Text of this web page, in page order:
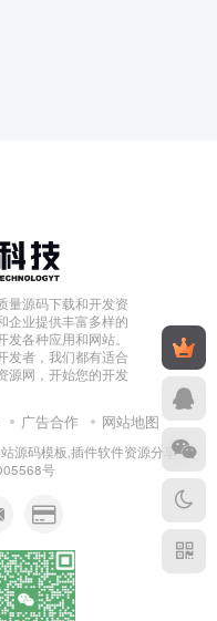
量源码下载和开发资
企业提供丰富多样的
各种应用和网站。
发者，我们都有适合
源网，开始您的开发
广告合作 网站地图
源码模板,插件软件资源分享平
号